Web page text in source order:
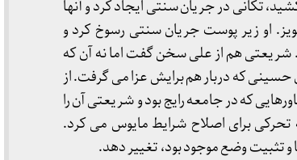
تکانی در جریان سنتی ایجاد کرد و آنها
او زیر پوست جریان سنتی رسوخ کرد و
شریعتی هم از علی سخن گفت اما نه آن که
که دربار هم برایش عزا می گرفت. از
که در جامعه رایج بود و شریعتی آن را
تحرکی برای اصلاح شرایط مایوس می کرد.
تثبیت وضع موجود بود، تغییر دهد.